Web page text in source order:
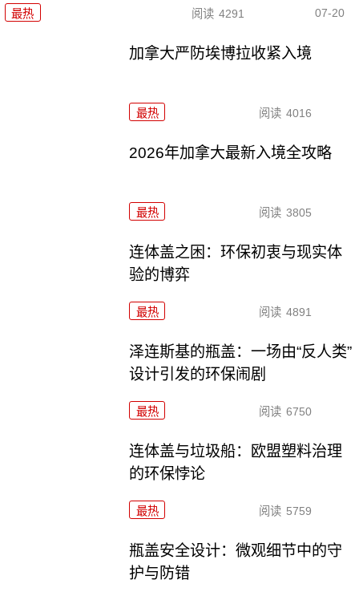
最热 阅读 4291 07-20
加拿大严防埃博拉收紧入境
最热 阅读 4016
2026年加拿大最新入境全攻略
最热 阅读 3805
连体盖之困：环保初衷与现实体
验的博弈
最热 阅读 4891
泽连斯基的瓶盖：一场由“反人类”
设计引发的环保闹剧
最热 阅读 6750
连体盖与垃圾船：欧盟塑料治理
的环保悖论
最热 阅读 5759
瓶盖安全设计：微观细节中的守
护与防错